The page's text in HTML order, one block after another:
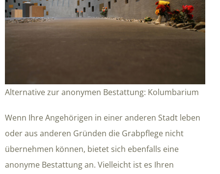
Alternative zur anonymen Bestattung: Kolumbarium
Wenn Ihre Angehörigen in einer anderen Stadt leben
oder aus anderen Gründen die Grabpflege nicht
übernehmen können, bietet sich ebenfalls eine
anonyme Bestattung an. Vielleicht ist es Ihren